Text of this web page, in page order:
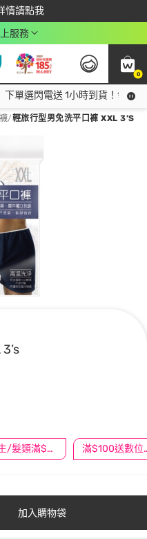
情請點我
回饋$350
服務
0
下單選閃電送 1小時到貨！領神
/輕旅行型男免洗平口褲 XXL 3’S
民生/髮類滿$388送舒潔冰巾 滿
加入購物袋